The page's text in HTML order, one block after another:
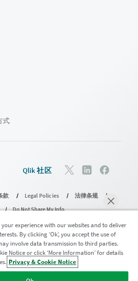
马上聊天
式
Qlik 社区
款 Legal Policies
法律条规
Do Not Share My Info
QlikTech International AB。保留所有权利。
划
现现代化，同时不损害您宝贵的
experience with our websites and to deliver
By clicking ‘Ok’, you accept the use of
involve data transmission to third parties.
Notice or click ‘More Information’ for details
Privacy & Cookie Notice